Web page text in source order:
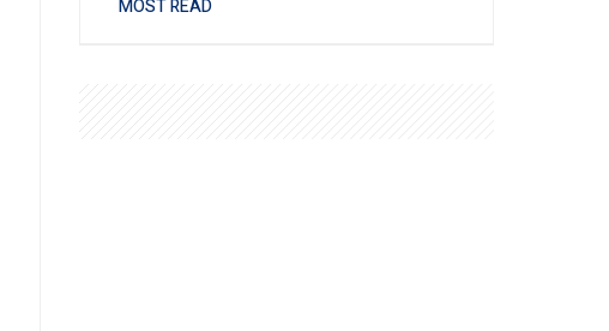
MOST READ